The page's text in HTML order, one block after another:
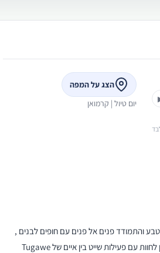
הצג על המפה
יום טיול | קרמואן
והתמודד פנים אל פנים עם חופים לבנים ,
המים הצלולים של האי קטנהוואן. ולפתור את המסתורין של הלגונה הקסומה. את כל אלה ועוד ניתן לחוות עם פעילות שייט בין איים של Tugawe